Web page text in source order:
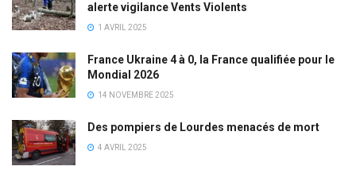
alerte vigilance Vents Violents
1 AVRIL 2025
France Ukraine 4 à 0, la France qualifiée pour le
Mondial 2026
14 NOVEMBRE 2025
Des pompiers de Lourdes menacés de mort
4 AVRIL 2025